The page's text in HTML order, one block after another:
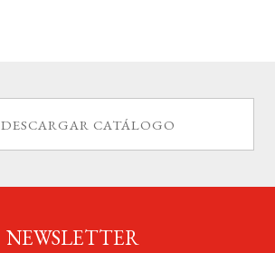
DESCARGAR CATÁLOGO
NEWSLETTER